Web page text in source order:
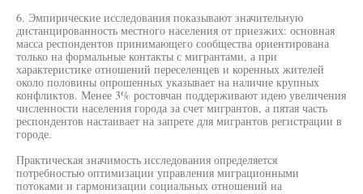
6. Эмпирические исследования показывают значительную
дистанцированность местного населения от приезжих: основная
масса респондентов принимающего сообщества ориентирована
только на формальные контакты с мигрантами, а при
характеристике отношений переселенцев и коренных жителей
около половины опрошенных указывает на наличие крупных
конфликтов. Менее 3% ростовчан поддерживают идею увеличения
численности населения города за счет мигрантов, а пятая часть
респондентов настаивает на запрете для мигрантов регистрации в
городе.
Практическая значимость исследования определяется
потребностью оптимизации управления миграционными
потоками и гармонизации социальных отношений на